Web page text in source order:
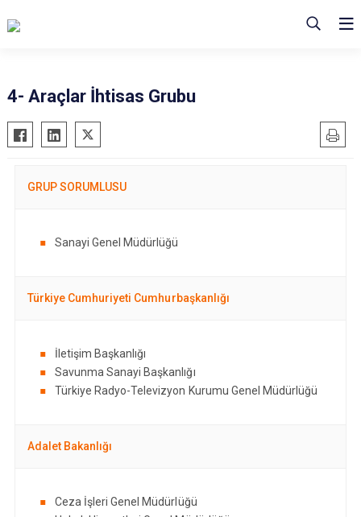
4- Araçlar İhtisas Grubu
GRUP SORUMLUSU
Sanayi Genel Müdürlüğü
Türkiye Cumhuriyeti Cumhurbaşkanlığı
İletişim Başkanlığı
Savunma Sanayi Başkanlığı
Türkiye Radyo-Televizyon Kurumu Genel Müdürlüğü
Adalet Bakanlığı
Ceza İşleri Genel Müdürlüğü